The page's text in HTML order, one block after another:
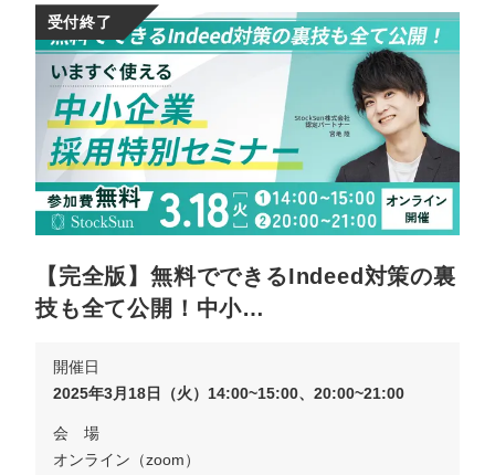
受付終了
【完全版】無料でできるIndeed対策の裏
技も全て公開！中小…
開催日
2025年3月18日（火）14:00~15:00、20:00~21:00
会 場
オンライン（zoom）